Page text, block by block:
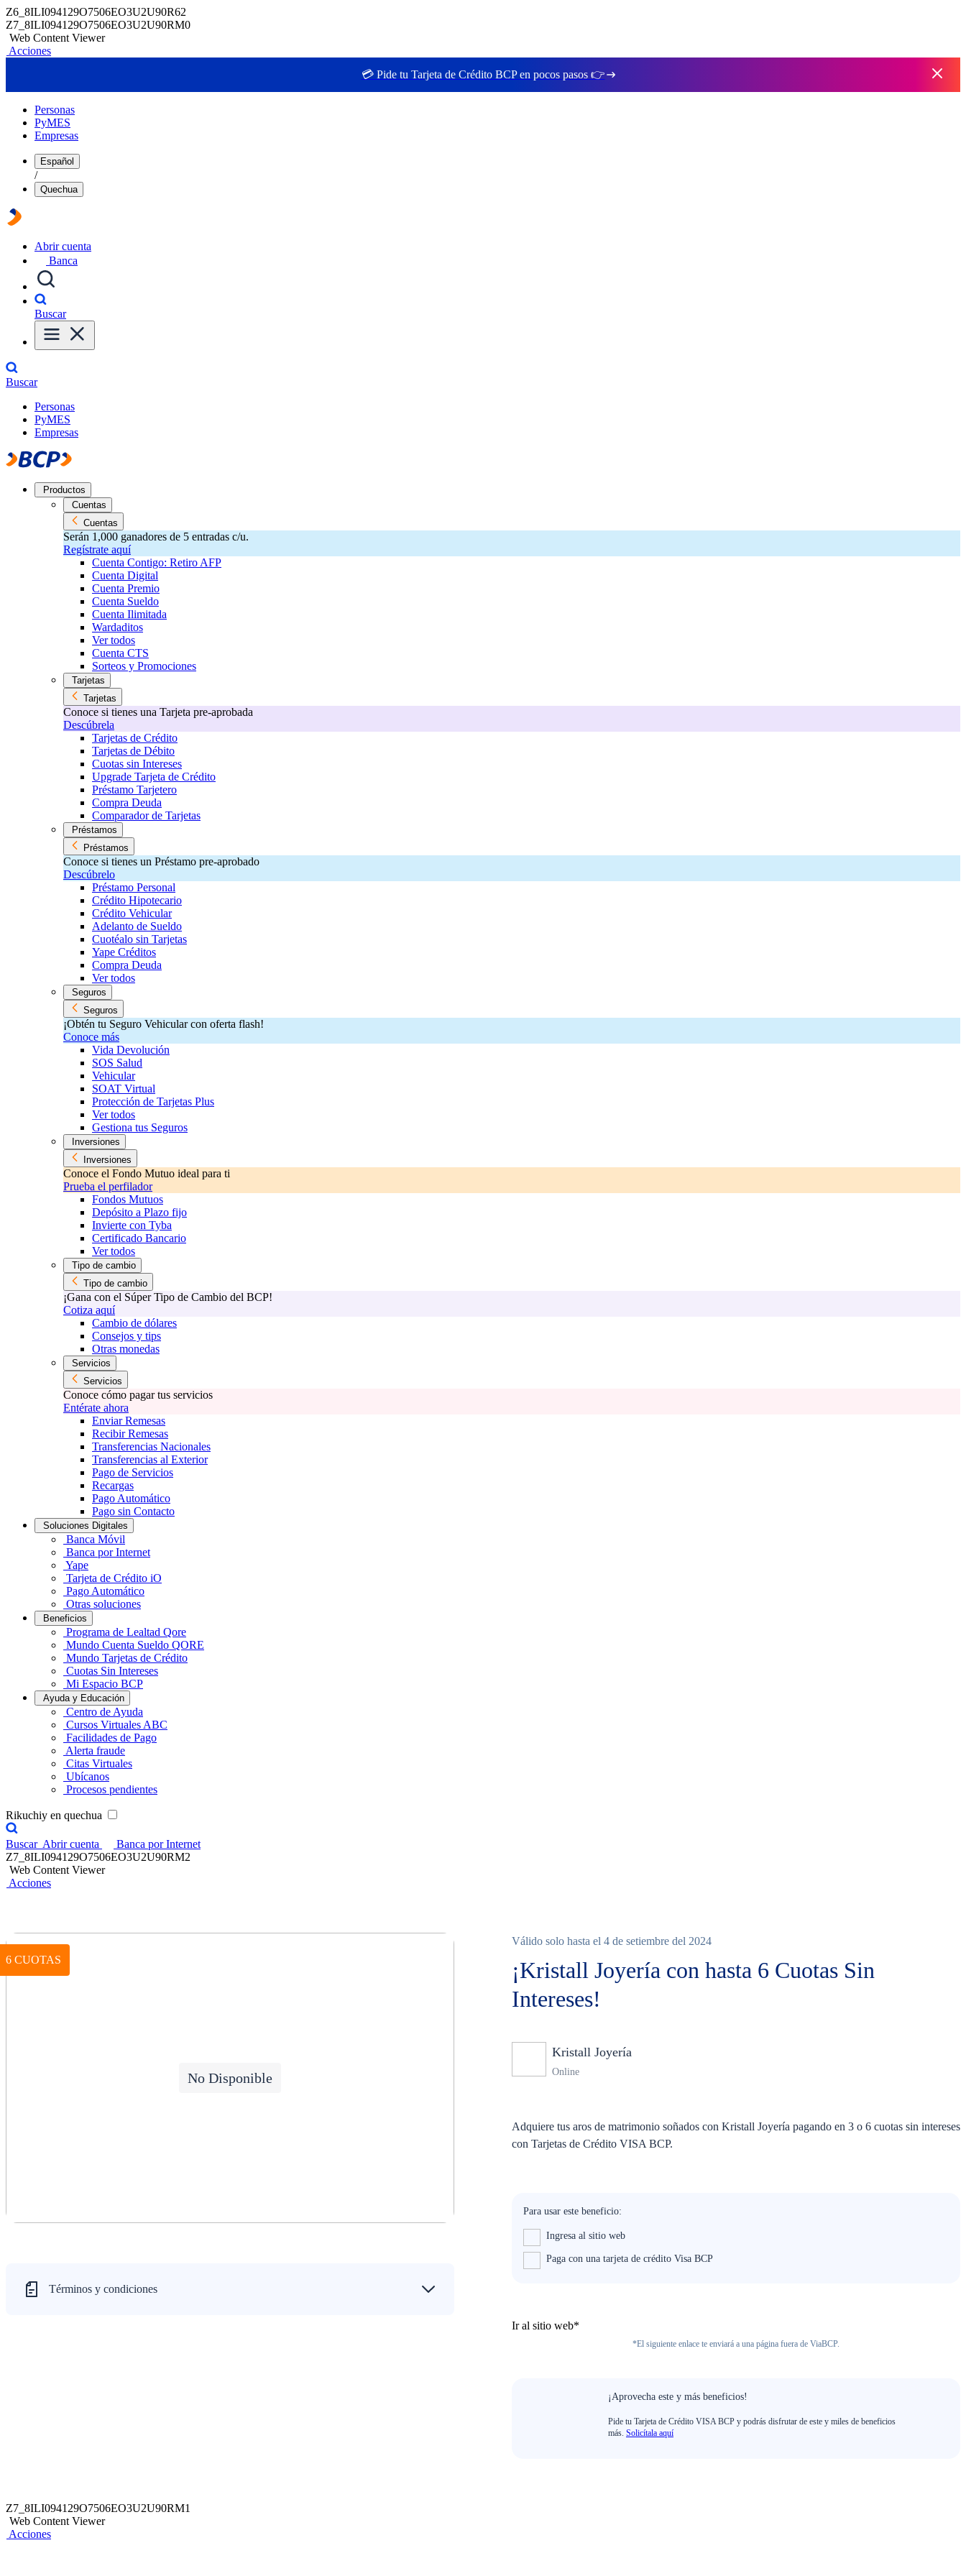
Z6_8ILI094129O7506EO3U2U90R62
Z7_8ILI094129O7506EO3U2U90RM0
Web Content Viewer
Acciones
💳 Pide tu Tarjeta de Crédito BCP en pocos pasos 👉
Personas
PyMES
Empresas
Español
/
Quechua
Abrir cuenta
Banca
Buscar
Buscar
Personas
PyMES
Empresas
Productos
Cuentas
Cuentas
Serán 1,000 ganadores de 5 entradas c/u.
Regístrate aquí
Cuenta Contigo: Retiro AFP
Cuenta Digital
Cuenta Premio
Cuenta Sueldo
Cuenta Ilimitada
Wardaditos
Ver todos
Cuenta CTS
Sorteos y Promociones
Tarjetas
Tarjetas
Conoce si tienes una Tarjeta pre-aprobada
Descúbrela
Tarjetas de Crédito
Tarjetas de Débito
Cuotas sin Intereses
Upgrade Tarjeta de Crédito
Préstamo Tarjetero
Compra Deuda
Comparador de Tarjetas
Préstamos
Préstamos
Conoce si tienes un Préstamo pre-aprobado
Descúbrelo
Préstamo Personal
Crédito Hipotecario
Crédito Vehicular
Adelanto de Sueldo
Cuotéalo sin Tarjetas
Yape Créditos
Compra Deuda
Ver todos
Seguros
Seguros
¡Obtén tu Seguro Vehicular con oferta flash!
Conoce más
Vida Devolución
SOS Salud
Vehicular
SOAT Virtual
Protección de Tarjetas Plus
Ver todos
Gestiona tus Seguros
Inversiones
Inversiones
Conoce el Fondo Mutuo ideal para ti
Prueba el perfilador
Fondos Mutuos
Depósito a Plazo fijo
Invierte con Tyba
Certificado Bancario
Ver todos
Tipo de cambio
Tipo de cambio
¡Gana con el Súper Tipo de Cambio del BCP!
Cotiza aquí
Cambio de dólares
Consejos y tips
Otras monedas
Servicios
Servicios
Conoce cómo pagar tus servicios
Entérate ahora
Enviar Remesas
Recibir Remesas
Transferencias Nacionales
Transferencias al Exterior
Pago de Servicios
Recargas
Pago Automático
Pago sin Contacto
Soluciones Digitales
Banca Móvil
Banca por Internet
Yape
Tarjeta de Crédito iO
Pago Automático
Otras soluciones
Beneficios
Programa de Lealtad Qore
Mundo Cuenta Sueldo QORE
Mundo Tarjetas de Crédito
Cuotas Sin Intereses
Mi Espacio BCP
Ayuda y Educación
Centro de Ayuda
Cursos Virtuales ABC
Facilidades de Pago
Alerta fraude
Citas Virtuales
Ubícanos
Procesos pendientes
Rikuchiy en quechua
Buscar Abrir cuenta
Banca por Internet
Z7_8ILI094129O7506EO3U2U90RM2
Web Content Viewer
Acciones
6 CUOTAS
No Disponible
Términos y condiciones
Válido solo hasta el 4 de setiembre del 2024
¡Kristall Joyería con hasta 6 Cuotas Sin
Intereses!
Kristall Joyería
Online
Adquiere tus aros de matrimonio soñados con Kristall Joyería pagando en 3 o 6 cuotas sin intereses
con Tarjetas de Crédito VISA BCP.
Para usar este beneficio:
Ingresa al sitio web
Paga con una tarjeta de crédito Visa BCP
Ir al sitio web*
*El siguiente enlace te enviará a una página fuera de ViaBCP.
¡Aprovecha este y más beneficios!
Pide tu Tarjeta de Crédito VISA BCP y podrás disfrutar de este y miles de beneficios
más. Solicítala aquí
Z7_8ILI094129O7506EO3U2U90RM1
Web Content Viewer
Acciones